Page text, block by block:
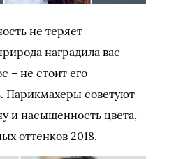
не теряет
наградила вас
– не стоит его
Парикмахеры советуют
и насыщенность цвета,
оттенков 2018.